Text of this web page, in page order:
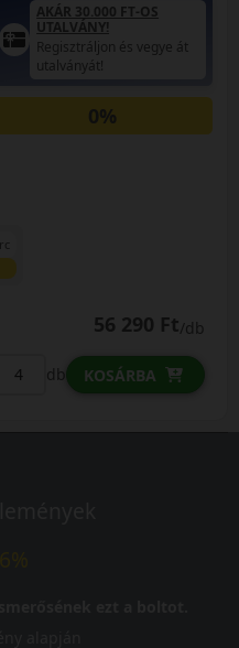
AKÁR 30.000 FT-OS
UTALVÁNY!
Regisztráljon és vegye át
utalványát!
0%
56 290 Ft/db
db KOSÁRBA